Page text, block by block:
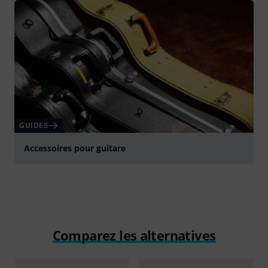
GUIDES
Accessoires pour guitare
Comparez les alternatives